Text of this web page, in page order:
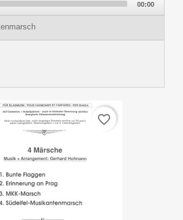
00:00
favorite_border